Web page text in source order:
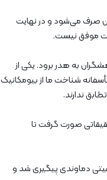
صرف می‌شود و در نهایت
موفق نیست.
به هدر برود. یکی از
شناخت ما از بیومکانیک
ندارند.
صورت گرفت تا
دماوندی پیگیری شد و